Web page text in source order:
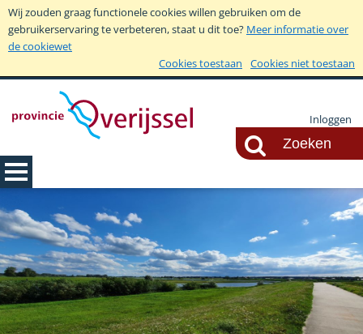
Wij zouden graag functionele cookies willen gebruiken om de
gebruikerservaring te verbeteren, staat u dit toe? Meer informatie over
de cookiewet
Cookies toestaan
Cookies niet toestaan
Inloggen